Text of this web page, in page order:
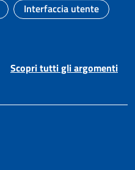
Argomento:
Interfaccia utente
Scopri tutti gli argomenti